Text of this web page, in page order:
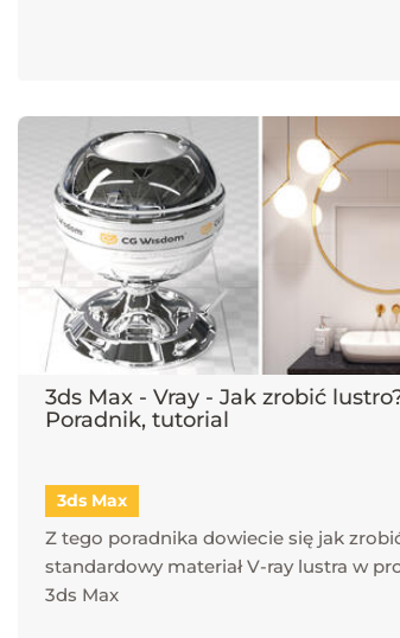
3ds Max - Vray - Jak zrobić
Poradnik, tutorial
3ds Max
Z tego poradnika dowiecie się jak
standardowy materiał V-ray lustra w
3ds Max